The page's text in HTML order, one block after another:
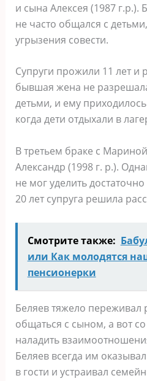
и сына Алексея (1987 г.р.).
не часто общался с
угрызения совести.
Супруги прожили 11 лет и
бывшая жена не
детьми, и ему приходилось
когда дети отдыхали в
В третьем браке с
Александр (1998 г. р.).
не мог уделить
20 лет супруга решила
Смотрите также:
или Как молодятся
пенсионерки
Беляев тяжело переживал
общаться с сыном, а вот
наладить
Беляев всегда им
в гости и устраивал